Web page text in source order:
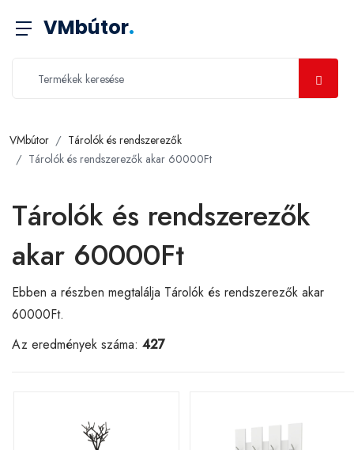
VMbútor.
VMbútor
Tárolók és rendszerezők
Tárolók és rendszerezők akar 60000Ft
Tárolók és rendszerezők
akar 60000Ft
Ebben a részben megtalálja Tárolók és rendszerezők akar
60000Ft.
Az eredmények száma: 427